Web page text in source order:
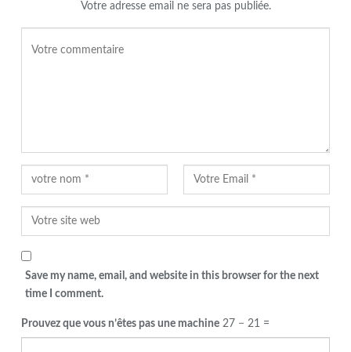
Votre adresse email ne sera pas publiée.
Save my name, email, and website in this browser for the next
time I comment.
Prouvez que vous n’êtes pas une machine 27 − 21 =